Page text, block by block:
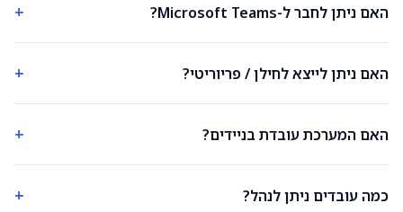
האם ניתן לחבר ל-Microsoft Teams? +
האם ניתן לייצא לחילן / פריוריטי? +
האם המערכת עובדת בניידים? +
כמה עובדים ניתן לנהל? +